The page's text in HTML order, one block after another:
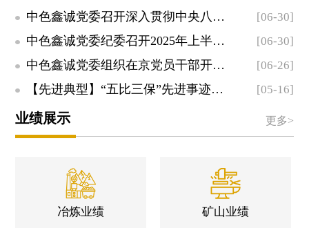
中色鑫诚党委召开深入贯彻中央八项规定精神警示教育、集中整治违规吃喝专题... [06-30]
中色鑫诚党委纪委召开2025年上半年落实全面从严治党会商会议 [06-30]
中色鑫诚党委组织在京党员干部开展党风廉政教育活动 [06-26]
【先进典型】“五比三保”先进事迹巡礼③戈壁昆仑砺作风 铁军铸魂显担当——... [05-16]
业绩展示 更多>
冶炼业绩 矿山业绩